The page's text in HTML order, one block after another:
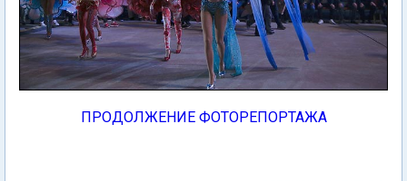
ПРОДОЛЖЕНИЕ ФОТОРЕПОРТАЖА